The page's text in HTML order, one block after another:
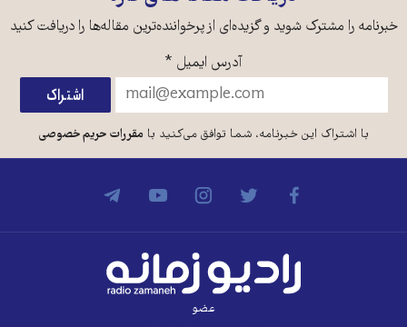
خبرنامه را مشترک شوید و گزیده‌ای از پرخواننده‌ترین مقاله‌ها را دریافت کنید
آدرس ایمیل *
با اشتراک این خبرنامه، شما توافق می‌کنید بامقررات حریم خصوصی
عضو